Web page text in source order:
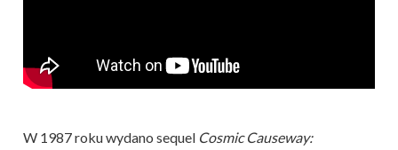
W 1987 roku wydano sequel Cosmic Causeway: